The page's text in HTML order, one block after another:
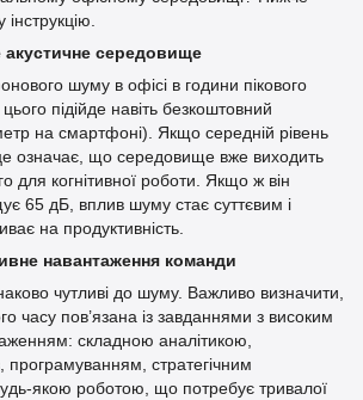
акустичне середовище
шуму в офісі в години пікового
підійде навіть безкоштовний
на смартфоні). Якщо середній рівень
означає, що середовище вже виходить
для когнітивної роботи. Якщо ж він
65 дБ, вплив шуму стає суттєвим і
на продуктивність.
навантаження команди
чутливі до шуму. Важливо визначити,
часу пов’язана із завданнями з високим
складною аналітикою,
програмуванням, стратегічним
якою роботою, що потребує тривалої